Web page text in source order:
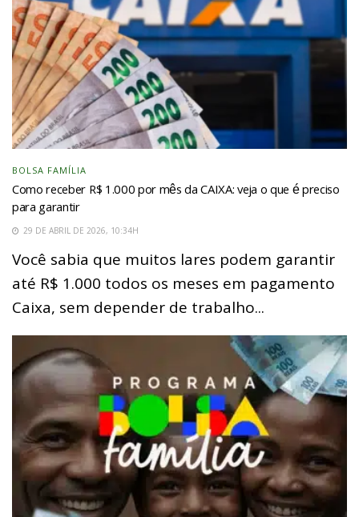
BOLSA FAMÍLIA
Como receber R$ 1.000 por mês da CAIXA: veja o que é preciso
para garantir
29 DE ABRIL DE 2026, 10:34H
Você sabia que muitos lares podem garantir
até R$ 1.000 todos os meses em pagamento
Caixa, sem depender de trabalho...